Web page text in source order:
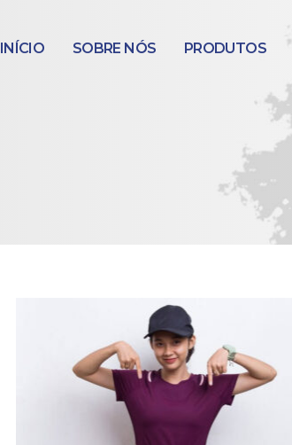
INÍCIO SOBRE NÓS PRODUTOS